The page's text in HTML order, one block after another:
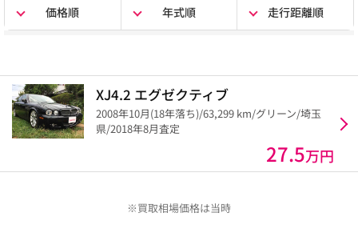
価格順 年式順 走行距離順
XJ4.2 エグゼクティブ
2008年10月(18年落ち)/63,299 km/グリーン/埼玉
県/2018年8月査定
27.5万円
※買取相場価格は当時